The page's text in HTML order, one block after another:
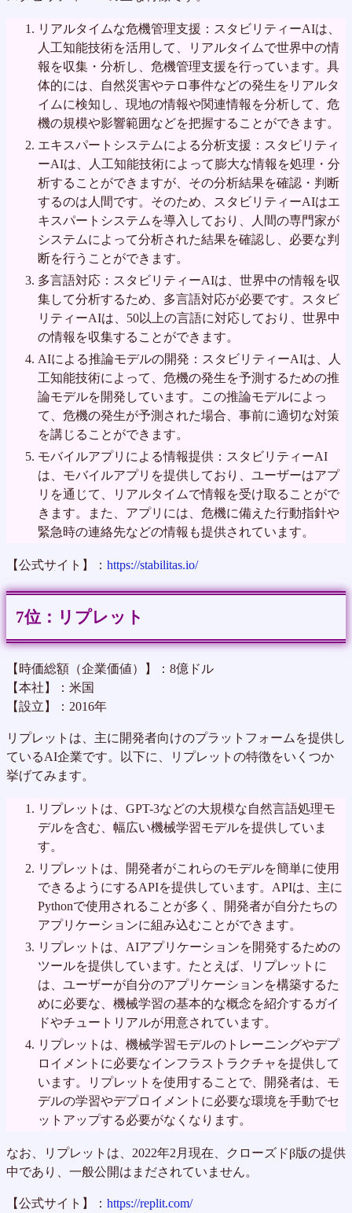
リアルタイムな危機管理支援：スタビリティーAIは、
人工知能技術を活用して、リアルタイムで世界中の情
報を収集・分析し、危機管理支援を行っています。具
体的には、自然災害やテロ事件などの発生をリアルタ
イムに検知し、現地の情報や関連情報を分析して、危
機の規模や影響範囲などを把握することができます。
エキスパートシステムによる分析支援：スタビリティ
ーAIは、人工知能技術によって膨大な情報を処理・分
析することができますが、その分析結果を確認・判断
するのは人間です。そのため、スタビリティーAIはエ
キスパートシステムを導入しており、人間の専門家が
システムによって分析された結果を確認し、必要な判
断を行うことができます。
多言語対応：スタビリティーAIは、世界中の情報を収
集して分析するため、多言語対応が必要です。スタビ
リティーAIは、50以上の言語に対応しており、世界中
の情報を収集することができます。
AIによる推論モデルの開発：スタビリティーAIは、人
工知能技術によって、危機の発生を予測するための推
論モデルを開発しています。この推論モデルによっ
て、危機の発生が予測された場合、事前に適切な対策
を講じることができます。
モバイルアプリによる情報提供：スタビリティーAI
は、モバイルアプリを提供しており、ユーザーはアプ
リを通じて、リアルタイムで情報を受け取ることがで
きます。また、アプリには、危機に備えた行動指針や
緊急時の連絡先などの情報も提供されています。
【公式サイト】： https://stabilitas.io/
リプレット
【時価総額（企業価値）】：8億ドル
【本社】：米国
【設立】：2016年
リプレットは、主に開発者向けのプラットフォームを提供し
ているAI企業です。以下に、リプレットの特徴をいくつか
挙げてみます。
リプレットは、GPT-3などの大規模な自然言語処理モ
デルを含む、幅広い機械学習モデルを提供していま
す。
リプレットは、開発者がこれらのモデルを簡単に使用
できるようにするAPIを提供しています。APIは、主に
Pythonで使用されることが多く、開発者が自分たちの
アプリケーションに組み込むことができます。
リプレットは、AIアプリケーションを開発するための
ツールを提供しています。たとえば、リプレットに
は、ユーザーが自分のアプリケーションを構築するた
めに必要な、機械学習の基本的な概念を紹介するガイ
ドやチュートリアルが用意されています。
リプレットは、機械学習モデルのトレーニングやデプ
ロイメントに必要なインフラストラクチャを提供して
います。リプレットを使用することで、開発者は、モ
デルの学習やデプロイメントに必要な環境を手動でセ
ットアップする必要がなくなります。
なお、リプレットは、2022年2月現在、クローズドβ版の提供
中であり、一般公開はまだされていません。
【公式サイト】： https://replit.com/